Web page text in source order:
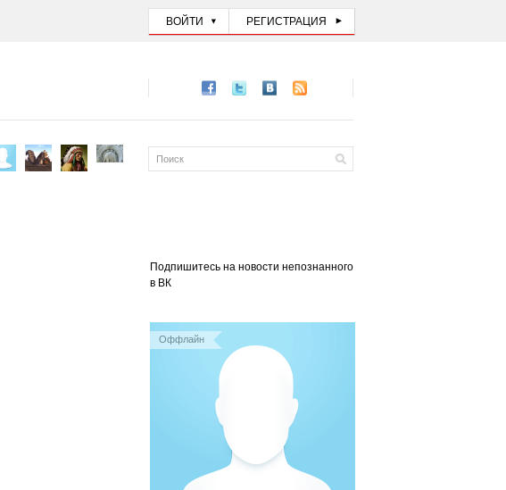
ВОЙТИ РЕГИСТРАЦИЯ
Подпишитесь на новости непознанного
в ВК
Оффлайн